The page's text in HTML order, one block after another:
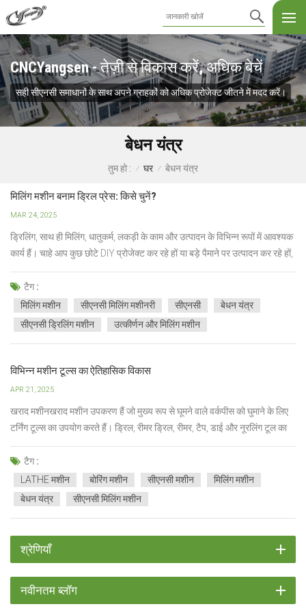
CNCYangsen - तेज़ी से विकास करें, अधिक बेचें
सही सीएनसी समाधानों के साथ अपने ग्राहकों को अधिक प्रोजेक्ट जीतने में मदद करें।
बेधन यंत्र
तुम हो : / घर / बेधन यंत्र
मिलिंग मशीन बनाम ड्रिल प्रेस: ​​किसे चुनें?
MAR 24, 2025
ड्रिलिंग, साथ ही मिलिंग, धातुकर्म, लकड़ी के काम और उत्पादन के विभिन्न रूपों में आवश्यक
कार्य हैं। चाहे आप कुछ छोटे DIY प्रोजेक्ट कर रहे हों या बड़े पैमाने पर उत्पादन कर रहे हों,
सही मशीन चुनना महत्वपूर्ण है। ड्रिल प्रेस और मिलिंग मशीन दो ऐसे उपकरण हैं जिनका
लोग अक्सर एक दूसरे के साथ तुलना करते हैं।क...
टैग :
मिलिंग मशीन
सीएनसी मिलिंग मशीनरी सीएनसी
बेधन यंत्र
सीएनसी ड्रिलिंग मशीन
उत्कीर्णन और मिलिंग मशीन
विभिन्न मशीन टूल्स का ऐतिहासिक विकास
APR 21, 2025
खराद मशीनखराद मशीन उपकरण हैं जो मुख्य रूप से घूमने वाले वर्कपीस को घुमाने के लिए
टर्निंग टूल्स का उपयोग करते हैं। ड्रिल, रीमर ड्रिल, रीमर, टैप, डाई और नूरलिंग टूल का
उपयोग भी संबंधित प्रसंस्करण के लिए खराद पर किया जा सकता है। खराद का उपयोग
मुख्य रूप से शाफ्ट, डिस्क, स्लीव और घूर्णन सतहों वाले अन्य व...
टैग :
LATHE मशीन
बोरिंग मशीन सीएनसी मशीन
मिलिंग मशीन
बेधन यंत्र
सीएनसी मिलिंग मशीन
श्रेणियाँ
नवीनतम ब्लॉग